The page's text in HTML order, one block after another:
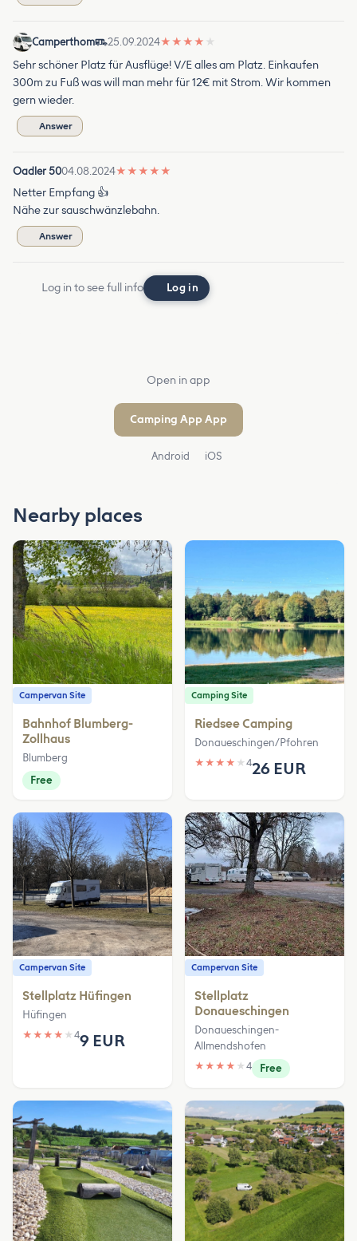
Camperthom 25.09.2024★ ★ ★ ★ ★
Sehr schöner Platz für Ausflüge! V/E alles am Platz. Einkaufen
300m zu Fuß was will man mehr für 12€ mit Strom. Wir kommen
gern wieder.
Answer
Oadler 5004.08.2024★ ★ ★ ★ ★
Netter Empfang 👍
Nähe zur sauschwänzlebahn.
Answer
Log in to see full info Log in
Open in app
Camping App App
Android iOS
Nearby places
Campervan Site
Bahnhof Blumberg-
Zollhaus
Blumberg
Free
Camping Site
Riedsee Camping
Donaueschingen/Pfohren
★ ★ ★ ★ ★ 426 EUR
Campervan Site
Stellplatz Hüfingen
Hüfingen
★ ★ ★ ★ ★ 49 EUR
Campervan Site
Stellplatz
Donaueschingen
Donaueschingen-
Allmendshofen
★ ★ ★ ★ ★ 4 Free